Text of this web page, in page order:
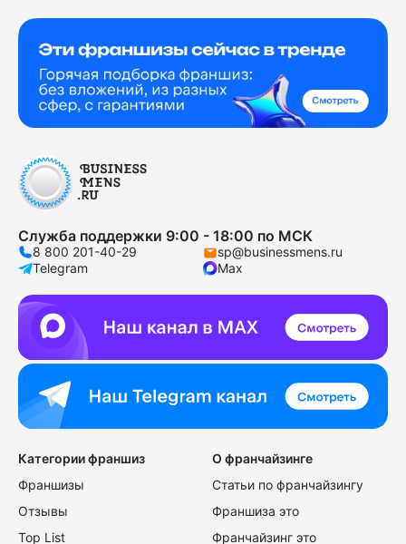
Служба поддержки 9:00 - 18:00 по МСК
8 800 201-40-29
sp@businessmens.ru
Telegram
Max
Категории франшиз
Франшизы
Отзывы
Top List
О франчайзинге
Статьи по франчайзингу
Франшиза это
Франчайзинг это